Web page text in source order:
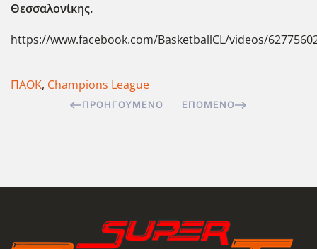
Θεσσαλονίκης.
https://www.facebook.com/BasketballCL/videos/
ΠΑΟΚ, Champions League
ΠΡΟΗΓΟΎΜΕΝΟ ΕΠΌΜΕΝΟ